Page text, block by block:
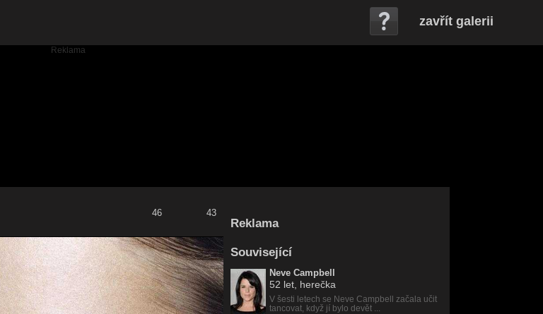
zavřít galerii
46 43
Reklama
Související
Neve Campbell
52 let , herečka
V šesti letech se Neve Campbell začala učit
tancovat, když jí bylo devět ...